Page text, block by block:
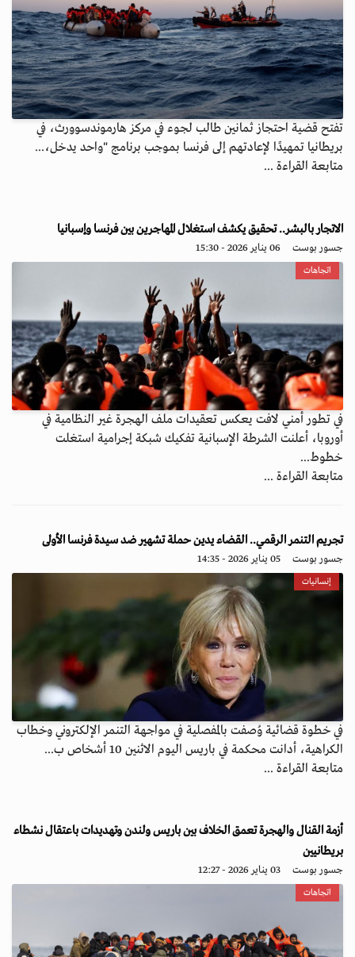
تفتح قضية احتجاز ثمانين طالب لجوء في مركز هارموندسوورث، في
بريطانيا تمهيدًا لإعادتهم إلى فرنسا بموجب برنامج "واحد يدخل،...
متابعة القراءة ...
الاتجار بالبشر.. تحقيق يكشف استغلال المهاجرين بين فرنسا وإسبانيا
جسور بوست 06 يناير 2026 - 15:30
اتجاهات
في تطور أمني لافت يعكس تعقيدات ملف الهجرة غير النظامية في
أوروبا، أعلنت الشرطة الإسبانية تفكيك شبكة إجرامية استغلت
خطوط...
متابعة القراءة ...
تجريم التنمر الرقمي.. القضاء يدين حملة تشهير ضد سيدة فرنسا الأولى
جسور بوست 05 يناير 2026 - 14:35
إنسانيات
في خطوة قضائية وُصفت بالمفصلية في مواجهة التنمر الإلكتروني وخطاب
الكراهية، أدانت محكمة في باريس اليوم الاثنين 10 أشخاص ب...
متابعة القراءة ...
أزمة القنال والهجرة تعمق الخلاف بين باريس ولندن وتهديدات باعتقال نشطاء
بريطانيين
جسور بوست 03 يناير 2026 - 12:27
اتجاهات